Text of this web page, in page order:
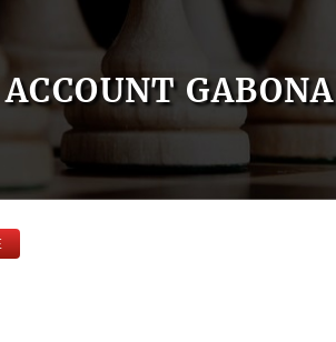
ACCOUNT GABONA